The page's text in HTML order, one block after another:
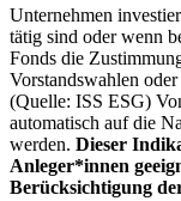
Unternehmen
tätig sind oder wenn
Fonds die
Vorstandswahlen
(Quelle: ISS ESG)
automatisch auf die
werden. Dieser
Anleger*innen
Berücksichtigung